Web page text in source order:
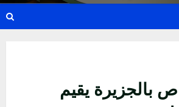
بالجزيرة يقيم